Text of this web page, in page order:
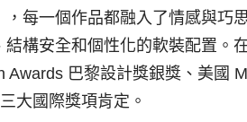
每一個作品都融入了情感與巧
結構安全和個性化的軟裝配置。
Awards 巴黎設計獎銀獎、美國
大國際獎項肯定。